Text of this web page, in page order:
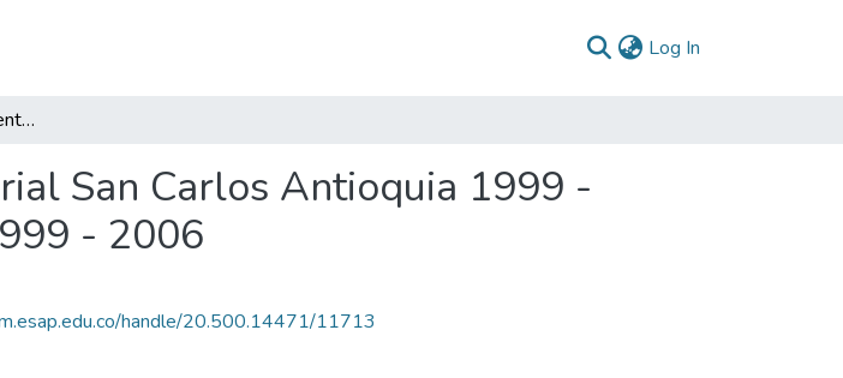
Log In
Esquema de Ordenamiento Territorial San Carlos Antioquia 1999 - 2006: EOT San Carlos Antioquia 1999 - 2006
San Carlos Antioquia 1999 -
- 2006
handle/20.500.14471/11713